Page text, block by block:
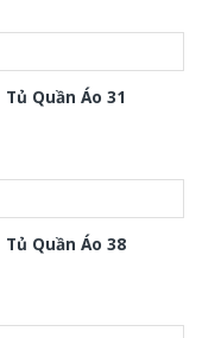
Tủ Quần Áo 31
Tủ Quần Áo 38